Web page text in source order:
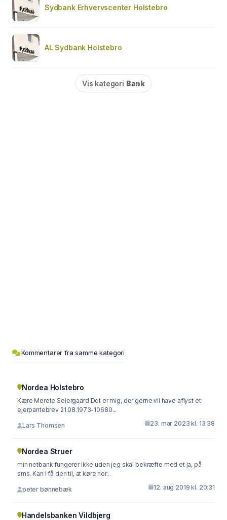
Sydbank Erhvervscenter Holstebro
AL Sydbank Holstebro
Vis kategori Bank
Kommentarer fra samme kategori
Nordea Holstebro
Kære Merete Seiergaard Det er mig, der gerne vil have aflyst et
ejerpantebrev 21.08.1973-10680...
Lars Thomsen 23. mar 2023 kl. 13:38
Nordea Struer
min netbank fungerer ikke uden jeg skal bekræfte med et ja, på
sms. Kan I få den til, at køre nor...
peter bønnebæk 12. aug 2019 kl. 20:31
Handelsbanken Vildbjerg